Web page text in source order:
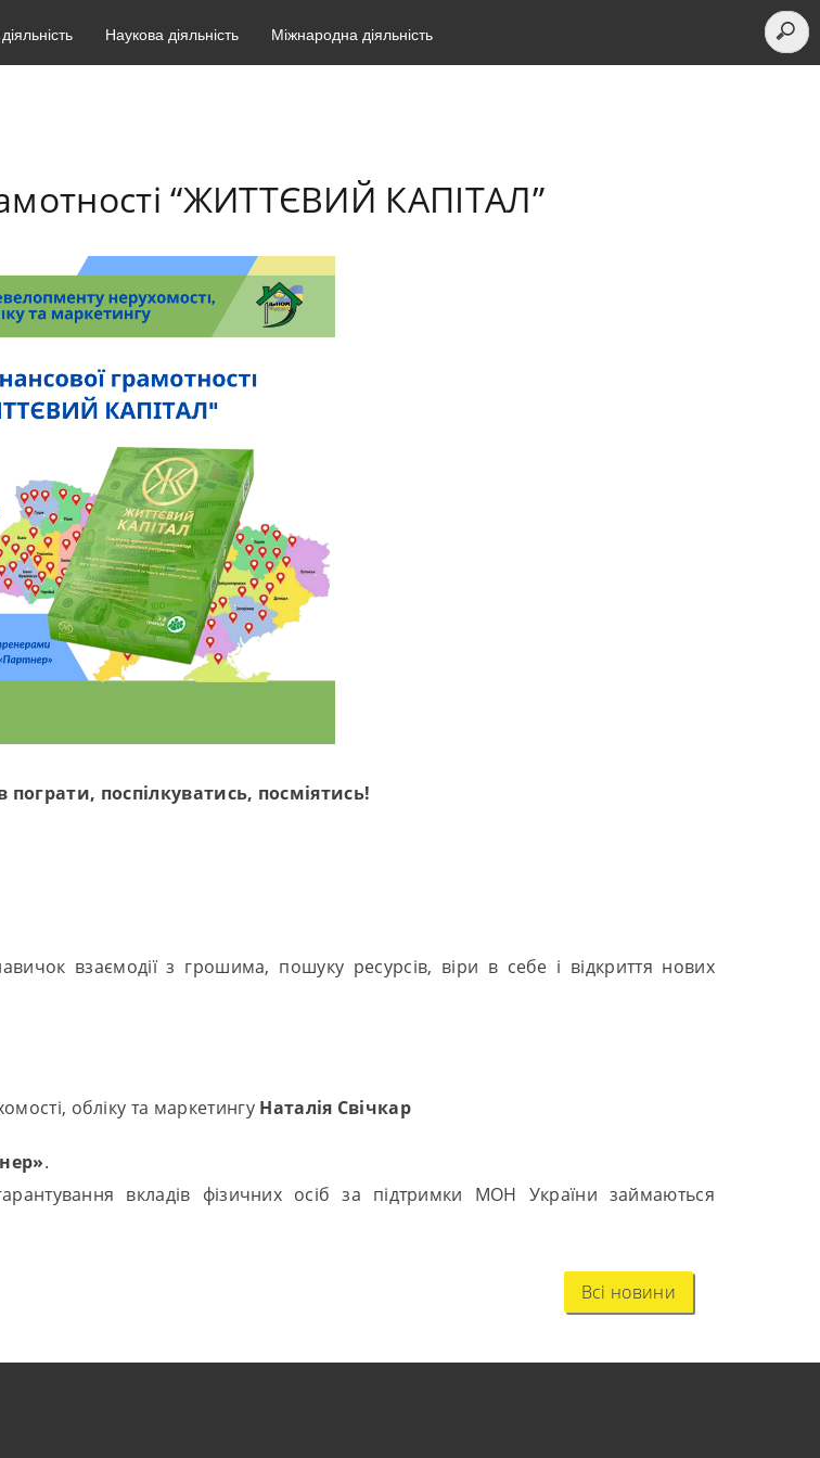
Наукова діяльність Міжнародна діяльність
“ЖИТТЄВИЙ КАПІТАЛ”
поспілкуватись, посміятись!
взаємодії з грошима, пошуку ресурсів, віри в себе і відкриття нових
обліку та маркетингу Наталія Свічкар
.
вкладів фізичних осіб за підтримки МОН України займаються
Всі новини